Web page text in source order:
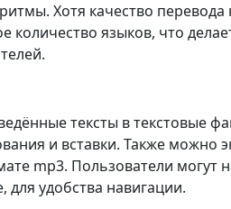
Хотя качество перевода
языков, что
тексты в текстовые
и вставки. Также можно
mp3. Пользователи могут
для удобства навигации.